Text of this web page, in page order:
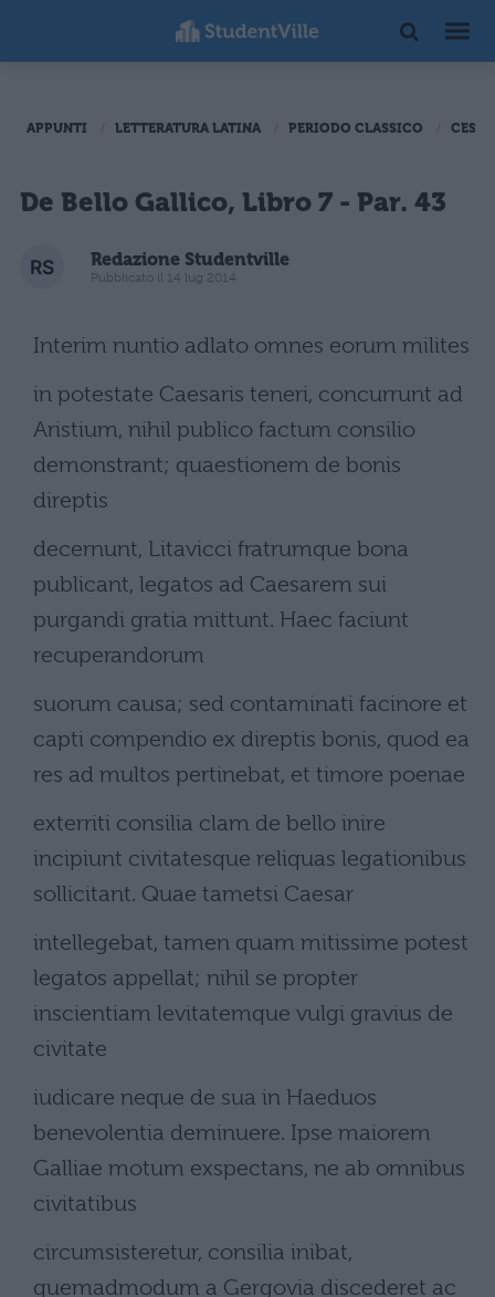
APPUNTI LETTERATURA LATINA PERIODO CLASSICO
De Bello Gallico, Libro 7 - Par. 43
Redazione Studentville
Pubblicato il 14 lug 2014
Interim nuntio adlato omnes eorum milites
in potestate Caesaris teneri, concurrunt ad
Aristium, nihil publico factum consilio
demonstrant; quaestionem de bonis
direptis
decernunt, Litavicci fratrumque bona
publicant, legatos ad Caesarem sui
purgandi gratia mittunt. Haec faciunt
recuperandorum
suorum causa; sed contaminati facinore et
capti compendio ex direptis bonis, quod ea
res ad multos pertinebat, et timore poenae
exterriti consilia clam de bello inire
incipiunt civitatesque reliquas legationibus
sollicitant. Quae tametsi Caesar
intellegebat, tamen quam mitissime potest
legatos appellat; nihil se propter
inscientiam levitatemque vulgi gravius de
civitate
iudicare neque de sua in Haeduos
benevolentia deminuere. Ipse maiorem
Galliae motum exspectans, ne ab omnibus
civitatibus
circumsisteretur, consilia inibat,
quemadmodum a Gergovia discederet ac